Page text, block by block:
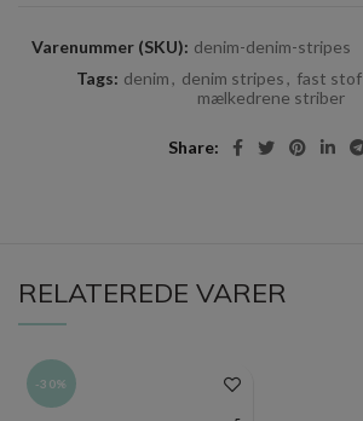
Varenummer (SKU): denim-denim-stripes
Tags: denim, denim stripes, fast stof
mælkedrene striber
Share
RELATEREDE VARER
-30%